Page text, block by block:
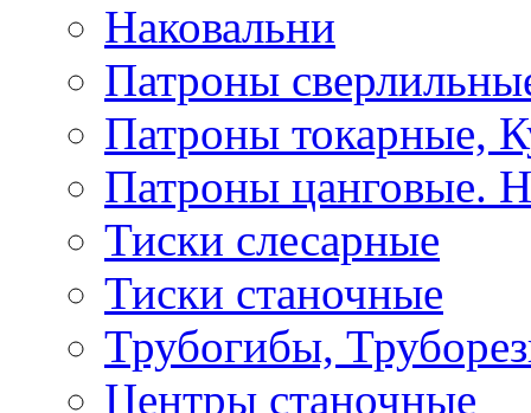
Наковальни
Патроны
Патроны токарные,
Патроны цанговые.
Тиски слесарные
Тиски станочные
Трубогибы,
Центры станочные